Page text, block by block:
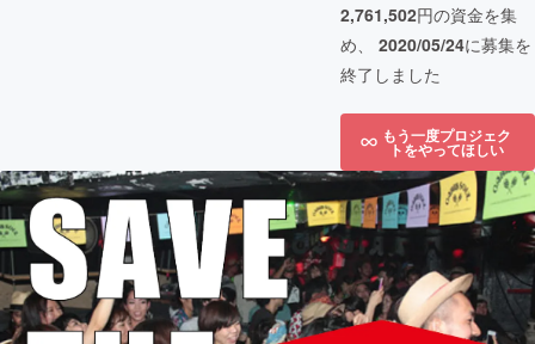
2,761,502円の資金を集
め、 2020/05/24に募集を
終了しました
もう一度プロジェク
トをやってほしい